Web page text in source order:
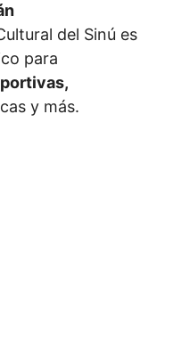
del Sinú es
para
y más.